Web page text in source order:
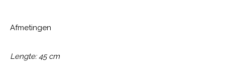
Afmetingen
Lengte: 45 cm